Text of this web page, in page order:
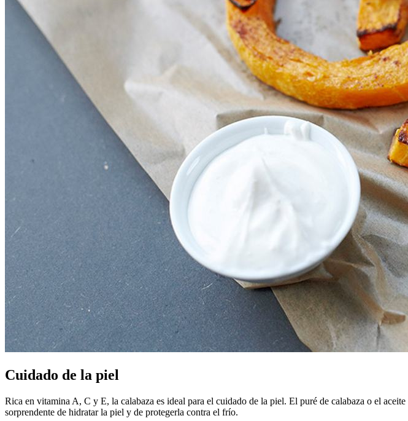
Cuidado de la piel
Rica en vitamina A, C y E, la calabaza es ideal para el cuidado de la piel. El puré de calabaza o el
sorprendente de hidratar la piel y de protegerla contra el frío.